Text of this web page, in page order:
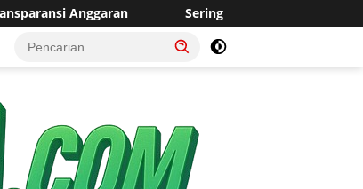
Dilanda Genangan, Desa Sukaraja Usulkan